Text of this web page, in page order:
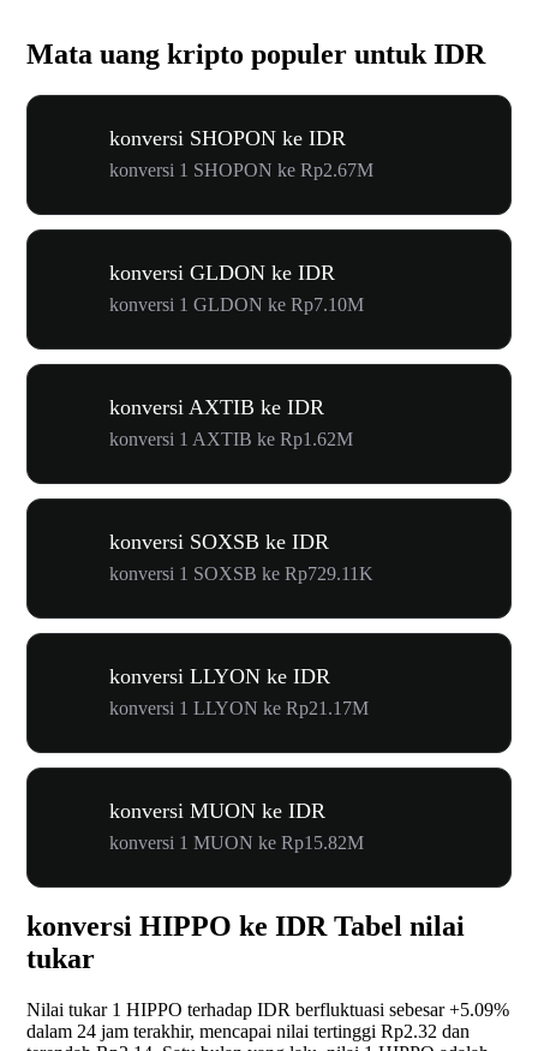
Mata uang kripto populer untuk IDR
konversi SHOPON ke IDR
konversi 1 SHOPON ke Rp2.67M
konversi GLDON ke IDR
konversi 1 GLDON ke Rp7.10M
konversi AXTIB ke IDR
konversi 1 AXTIB ke Rp1.62M
konversi SOXSB ke IDR
konversi 1 SOXSB ke Rp729.11K
konversi LLYON ke IDR
konversi 1 LLYON ke Rp21.17M
konversi MUON ke IDR
konversi 1 MUON ke Rp15.82M
konversi HIPPO ke IDR Tabel nilai
tukar
Nilai tukar 1 HIPPO terhadap IDR berfluktuasi sebesar+5.09%
dalam 24 jam terakhir, mencapai nilai tertinggi Rp2.32 dan